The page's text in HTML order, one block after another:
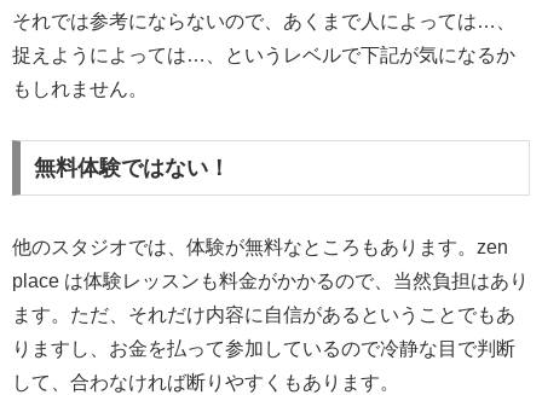
それでは参考にならないので、あくまで人によっては…、
捉えようによっては…、というレベルで下記が気になるか
もしれません。
無料体験ではない！
他のスタジオでは、体験が無料なところもあります。zen
place は体験レッスンも料金がかかるので、当然負担はあり
ます。ただ、それだけ内容に自信があるということでもあ
りますし、お金を払って参加しているので冷静な目で判断
して、合わなければ断りやすくもあります。